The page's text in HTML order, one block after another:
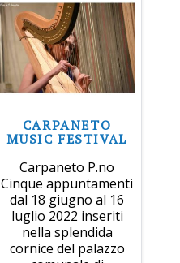
CARPANETO
MUSIC FESTIVAL
Carpaneto P.no
Cinque appuntamenti
dal 18 giugno al 16
luglio 2022 inseriti
nella splendida
cornice del palazzo